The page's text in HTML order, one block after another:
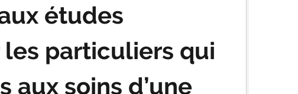
études
particuliers qui
aux soins d’une